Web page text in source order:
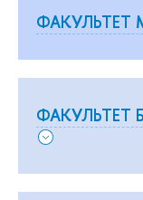
ФАКУЛЬТЕТ
ФАКУЛЬТЕТ